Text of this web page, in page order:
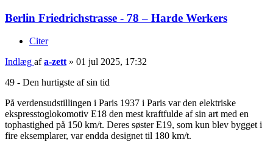
Berlin Friedrichstrasse - 78 – Harde Werkers
Citer
Indlæg afa-zett » 01 jul 2025, 17:32
49 - Den hurtigste af sin tid
På verdensudstillingen i Paris 1937 i Paris var den elektriske
ekspresstoglokomotiv E18 den mest kraftfulde af sin art med en
tophastighed på 150 km/t. Deres søster E19, som kun blev bygget i
fire eksemplarer, var endda designet til 180 km/t.